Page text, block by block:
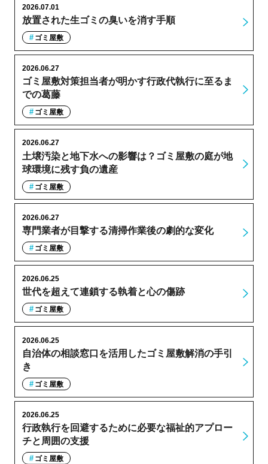
放置された生ゴミの臭いを消す手順
2026.07.01
ゴミ屋敷
ゴミ屋敷対策担当者が明かす行政代執行に至るま
での葛藤
2026.06.27
ゴミ屋敷
土壌汚染と地下水への影響は？ゴミ屋敷の庭が地
球環境に残す負の遺産
2026.06.27
ゴミ屋敷
専門業者が目撃する清掃作業後の劇的な変化
2026.06.27
ゴミ屋敷
世代を超えて連鎖する執着と心の傷跡
2026.06.25
ゴミ屋敷
自治体の相談窓口を活用したゴミ屋敷解消の手引
き
2026.06.25
ゴミ屋敷
行政執行を回避するために必要な福祉的アプロー
チと周囲の支援
2026.06.25
ゴミ屋敷